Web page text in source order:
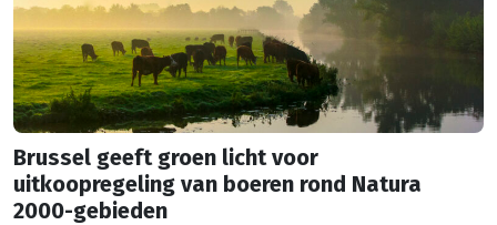
Brussel geeft groen licht voor
uitkoopregeling van boeren rond Natura
2000-gebieden